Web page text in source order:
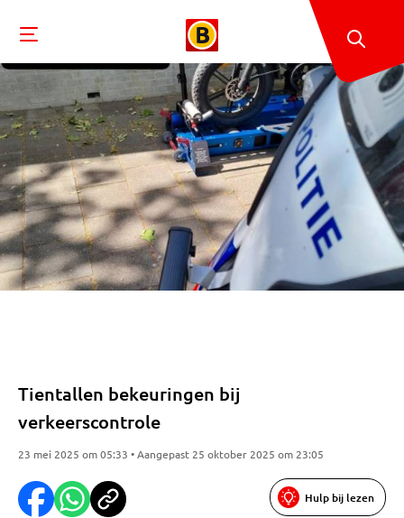
Tientallen bekeuringen bij
verkeerscontrole
23 mei 2025 om 05:33 • Aangepast 25 oktober 2025 om 23:05
Hulp bij lezen